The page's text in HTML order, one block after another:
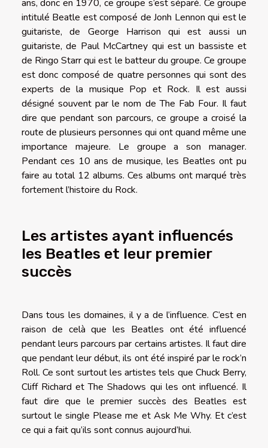
ans, donc en 1970, ce groupe s’est séparé. Ce groupe
intitulé Beatle est composé de Jonh Lennon qui est le
guitariste, de George Harrison qui est aussi un
guitariste, de Paul McCartney qui est un bassiste et
de Ringo Starr qui est le batteur du groupe. Ce groupe
est donc composé de quatre personnes qui sont des
experts de la musique Pop et Rock. Il est aussi
désigné souvent par le nom de The Fab Four. Il faut
dire que pendant son parcours, ce groupe a croisé la
route de plusieurs personnes qui ont quand même une
importance majeure. Le groupe a son manager.
Pendant ces 10 ans de musique, les Beatles ont pu
faire au total 12 albums. Ces albums ont marqué très
fortement l’histoire du Rock.
Les artistes ayant influencés
les Beatles et leur premier
succès
Dans tous les domaines, il y a de l’influence. C’est en
raison de celà que les Beatles ont été influencé
pendant leurs parcours par certains artistes. Il faut dire
que pendant leur début, ils ont été inspiré par le rock’n
Roll. Ce sont surtout les artistes tels que Chuck Berry,
Cliff Richard et The Shadows qui les ont influencé. Il
faut dire que le premier succès des Beatles est
surtout le single Please me et Ask Me Why. Et c’est
ce qui a fait qu’ils sont connus aujourd’hui.